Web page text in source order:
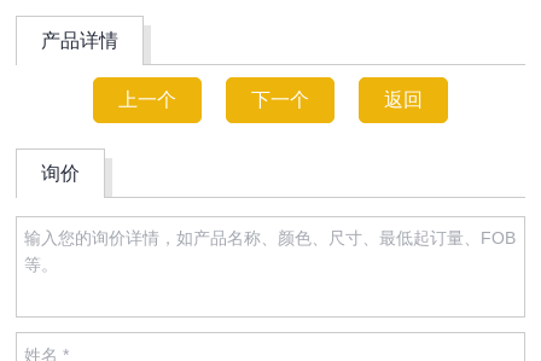
产品详情
上一个 下一个 返回
询价